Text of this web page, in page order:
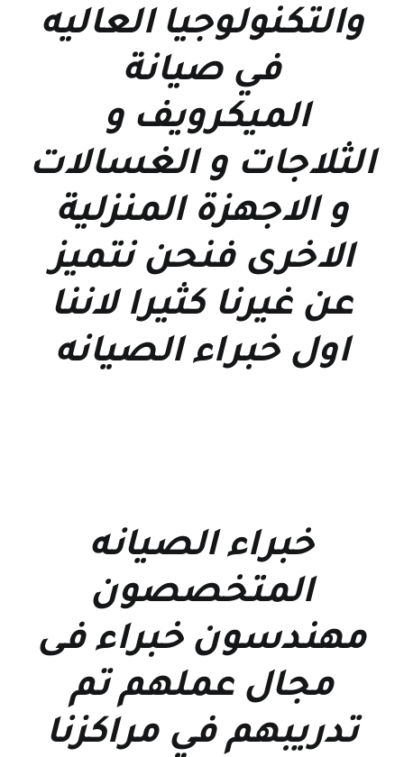
والتكنولوجيا العاليه
في صيانة
الميكرويف و
الثلاجات و الغسالات
و الاجهزة المنزلية
الاخرى فنحن نتميز
عن غيرنا كثيرا لاننا
اول خبراء الصيانه
خبراء الصيانه
المتخصصون
مهندسون خبراء فى
مجال عملهم تم
تدريبهم في مراكزنا